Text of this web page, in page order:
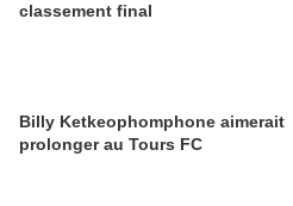
classement final
Billy Ketkeophomphone aimerait
prolonger au Tours FC